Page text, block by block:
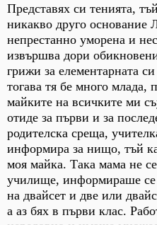
Представях си тенията,
никакво друго основание
непрестанно уморена и
извършва дори
грижи за елементарната
тогава тя бе много млада,
майките на всичките ми
отиде за първи и за
родителска среща,
информира за нищо, тъй
моя майка. Така мама не
училище, информираше
на двайсет и две или
а аз бях в първи клас.